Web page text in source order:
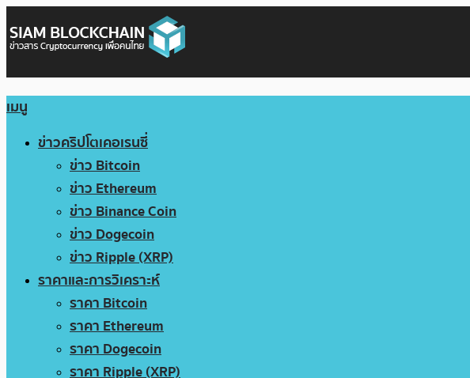
เมนู
ข่าวคริปโตเคอเรนซี่
ข่าว Bitcoin
ข่าว Ethereum
ข่าว Binance Coin
ข่าว Dogecoin
ข่าว Ripple (XRP)
ราคาและการวิเคราะห์
ราคา Bitcoin
ราคา Ethereum
ราคา Dogecoin
ราคา Ripple (XRP)